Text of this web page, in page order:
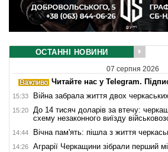
ОСТАННІ НОВИНИ
07 серпня 2026
Читайте нас у Telegram.
15:33 Війна забрала життя двох
15:20
До 14 тисяч доларів за втечу:
схему незаконного виїзду
14:44 Вічна пам'ять: пішла з життя
14:26 Аграрії Черкащини зібрали перший